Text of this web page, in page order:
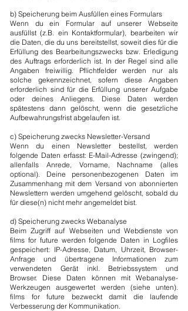
b) Speicherung beim Ausfüllen eines Formulars
Wenn du ein Formular auf unserer Webseite
ausfüllst (z.B. ein Kontaktformular), bearbeiten wir
die Daten, die du uns bereitstellst, soweit dies für die
Erfüllung des Bearbeitungszwecks bzw. Erledigung
des Auftrags erforderlich ist. In der Regel sind alle
Angaben freiwillig. Pflichtfelder werden nur als
solche gekennzeichnet, sofern diese Angaben
erforderlich sind für die Erfüllung unserer Aufgabe
oder deines Anliegens. Diese Daten werden
spätestens dann gelöscht, wenn die gesetzliche
Aufbewahrungsfrist abgelaufen ist.
c) Speicherung zwecks Newsletter-Versand
Wenn du einen Newsletter bestellst, werden
folgende Daten erfasst: E-Mail-Adresse (zwingend);
allenfalls Anrede, Vorname, Nachname (alles
optional). Deine personenbezogenen Daten im
Zusammenhang mit dem Versand von abonnierten
Newslettern werden umgehend gelöscht, sobald du
für diese(n) nicht mehr angemeldet bist.
d) Speicherung zwecks Webanalyse
Beim Zugriff auf Webseiten und Webdienste von
films for future werden folgende Daten in Logfiles
gespeichert: IP-Adresse, Datum, Uhrzeit, Browser-
Anfrage und übertragene Informationen zum
verwendeten Gerät inkl. Betriebssystem und
Browser. Diese Daten können mit Webanalyse-
Werkzeugen ausgewertet werden (siehe unten).
films for future bezweckt damit die laufende
Verbesserung der Kommunikation.